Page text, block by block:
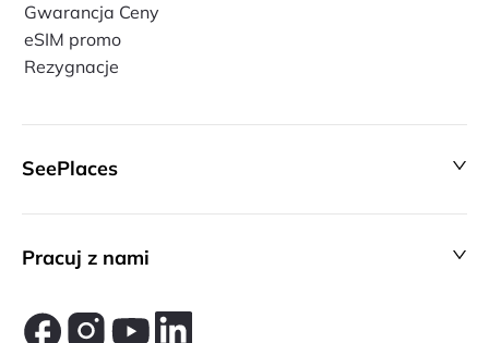
Gwarancja Ceny
eSIM promo
Rezygnacje
SeePlaces
Pracuj z nami